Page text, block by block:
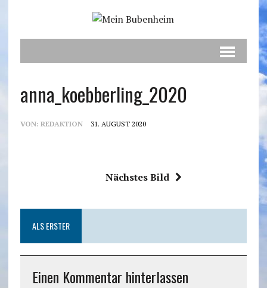
anna_koebberling_2020
VON: REDAKTION 31. AUGUST 2020
Nächstes Bild
ALS ERSTER
Einen Kommentar hinterlassen